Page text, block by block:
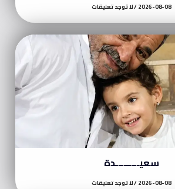
2026-08-08 لا توجد تعليقات
سعيـــــــــدة
2026-08-08 لا توجد تعليقات